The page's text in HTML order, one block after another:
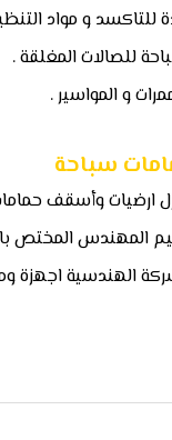
للتاكسد و مواد
للصالات المغلقة .
و المواسير .
سباحة
وأسقف
المهندس
الهندسية